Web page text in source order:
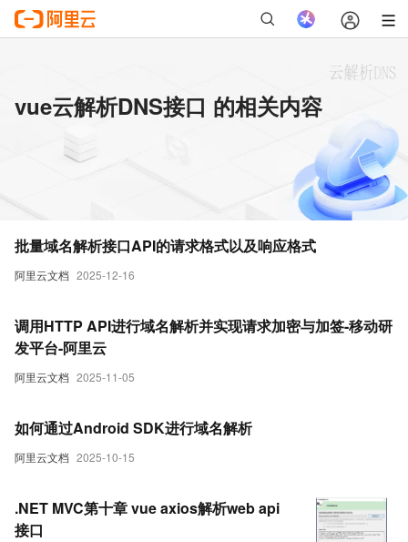
vue云解析DNS接口 的相关内容
阿里云文档 2025-12-16
批量域名解析接口API的请求格式以及响应格式
阿里云文档 2025-11-05
调用HTTP API进行域名解析并实现请求加密与加签-移动研
发平台-阿里云
阿里云文档 2025-10-15
如何通过Android SDK进行域名解析
.NET MVC第十章 vue axios解析web api
接口